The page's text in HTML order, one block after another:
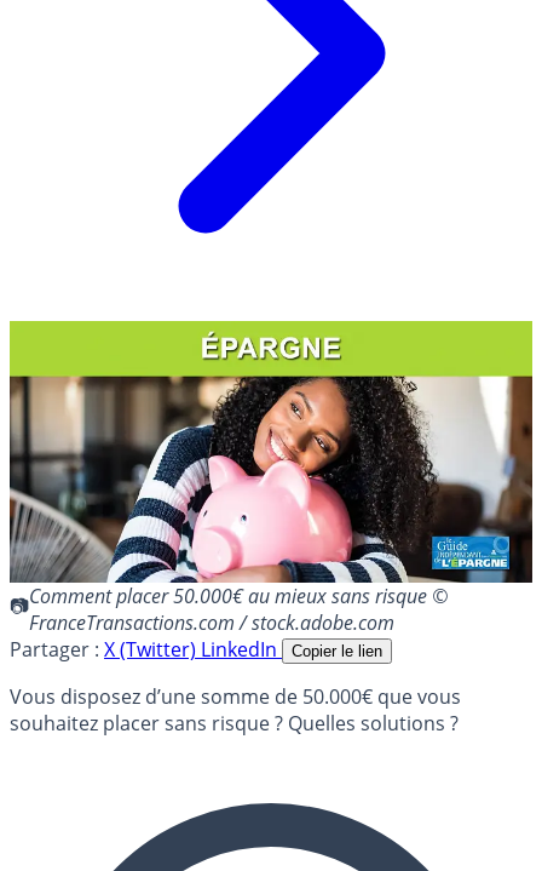
Comment placer 50.000€ au mieux sans risque ©
FranceTransactions.com / stock.adobe.com
Partager : X (Twitter) LinkedIn Copier le lien
Vous disposez d’une somme de 50.000€ que vous
souhaitez placer sans risque ? Quelles solutions ?